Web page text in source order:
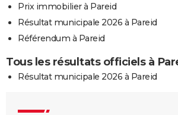
Prix immobilier à Pareid
Résultat municipale 2026 à Pareid
Référendum à Pareid
Tous les résultats officiels à
Résultat municipale 2026 à Pareid